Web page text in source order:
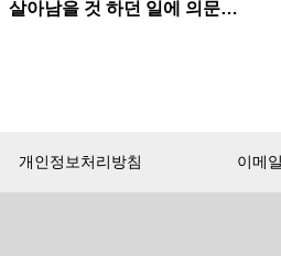
살아남을 것 하던 일에 의문
개인정보처리방침 이메